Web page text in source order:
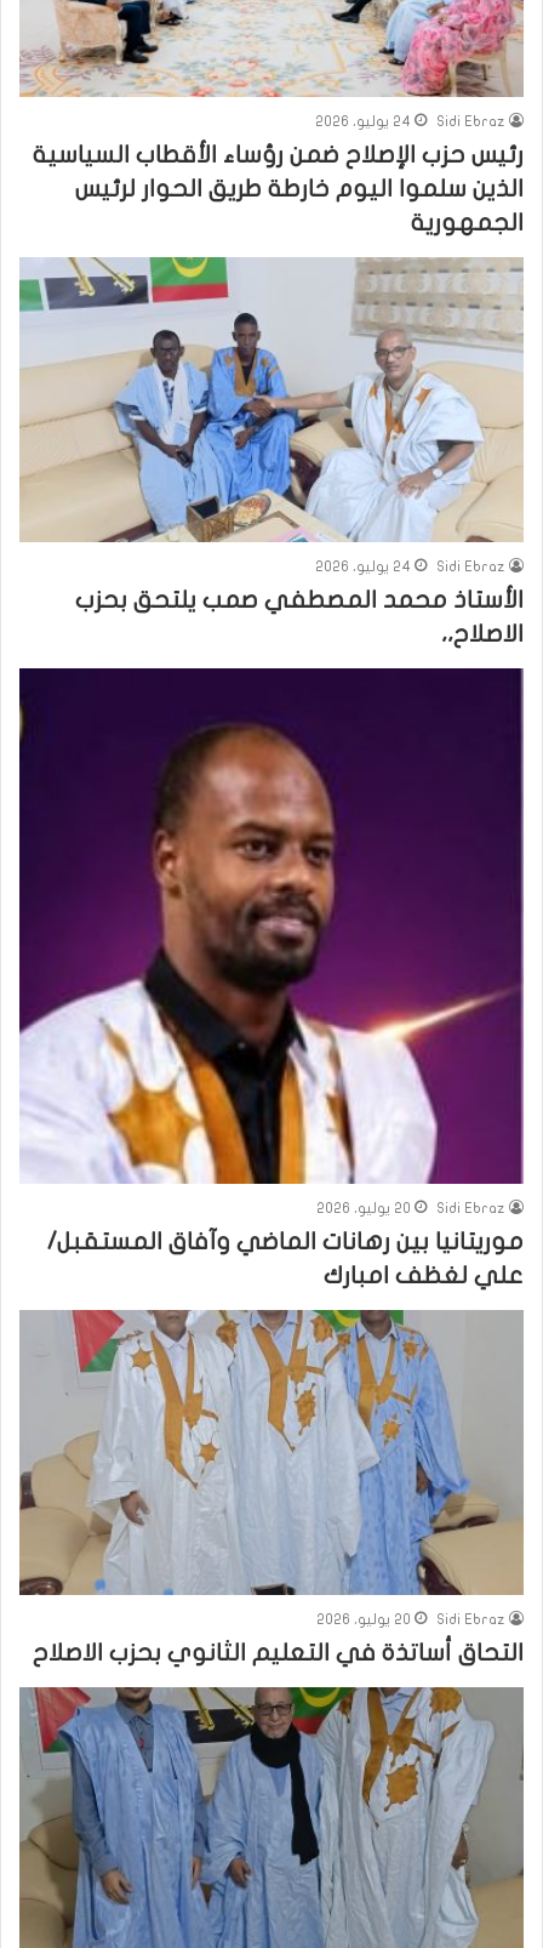
Sidi Ebraz 24 يوليو، 2026
رئيس حزب الإصلاح ضمن رؤساء الأقطاب السياسية
الذين سلموا اليوم خارطة طريق الحوار لرئيس
الجمهورية
Sidi Ebraz 24 يوليو، 2026
الأستاذ محمد المصطفي صمب يلتحق بحزب
الاصلاح،،
Sidi Ebraz 20 يوليو، 2026
موريتانيا بين رهانات الماضي وآفاق المستقبل/
علي لغظف امبارك
Sidi Ebraz 20 يوليو، 2026
التحاق أساتذة في التعليم الثانوي بحزب الاصلاح